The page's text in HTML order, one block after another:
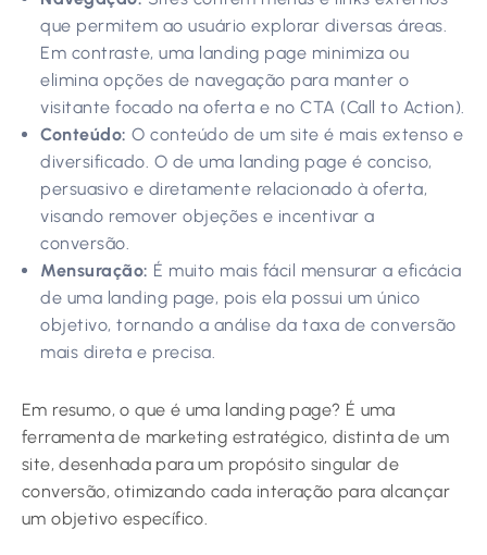
que permitem ao usuário explorar diversas áreas.
Em contraste, uma landing page minimiza ou
elimina opções de navegação para manter o
visitante focado na oferta e no CTA (Call to Action).
Conteúdo: O conteúdo de um site é mais extenso e
diversificado. O de uma landing page é conciso,
persuasivo e diretamente relacionado à oferta,
visando remover objeções e incentivar a
conversão.
Mensuração: É muito mais fácil mensurar a eficácia
de uma landing page, pois ela possui um único
objetivo, tornando a análise da taxa de conversão
mais direta e precisa.
Em resumo, o que é uma landing page? É uma
ferramenta de marketing estratégico, distinta de um
site, desenhada para um propósito singular de
conversão, otimizando cada interação para alcançar
um objetivo específico.